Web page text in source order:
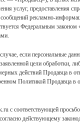
услуг, предоставления
сообщений рекламно-
Федеральным законом
если персональные
цели обработки,
действий Продавца в
Политикой Продавца в
с соответствующей
действующему